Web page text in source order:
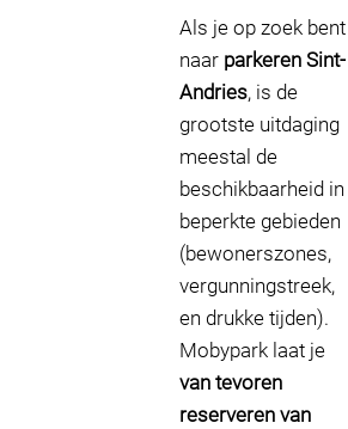
Als je op zoek bent
naar parkeren Sint-
Andries, is de
grootste uitdaging
meestal de
beschikbaarheid in
beperkte gebieden
(bewonerszones,
vergunningstreek,
en drukke tijden).
Mobypark laat je
van tevoren
reserveren van